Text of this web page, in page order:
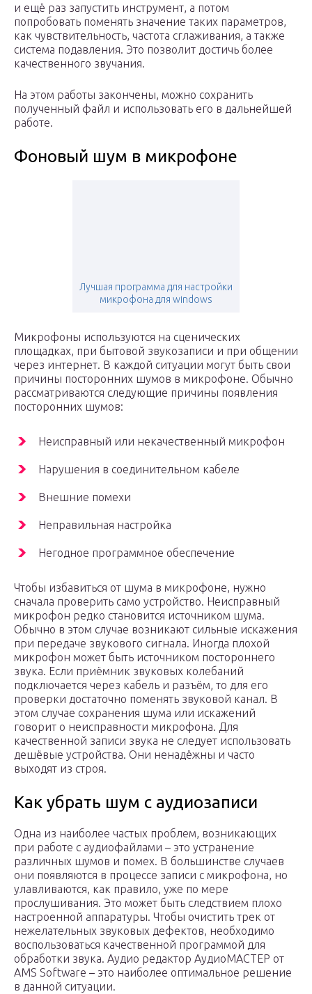
и ещё раз запустить инструмент, а потом
попробовать поменять значение таких параметров,
как чувствительность, частота сглаживания, а также
система подавления. Это позволит достичь более
качественного звучания.
На этом работы закончены, можно сохранить
полученный файл и использовать его в дальнейшей
работе.
Фоновый шум в микрофоне
Лучшая программа для настройки
микрофона для windows
Микрофоны используются на сценических
площадках, при бытовой звукозаписи и при общении
через интернет. В каждой ситуации могут быть свои
причины посторонних шумов в микрофоне. Обычно
рассматриваются следующие причины появления
посторонних шумов:
Неисправный или некачественный микрофон
Нарушения в соединительном кабеле
Внешние помехи
Неправильная настройка
Негодное программное обеспечение
Чтобы избавиться от шума в микрофоне, нужно
сначала проверить само устройство. Неисправный
микрофон редко становится источником шума.
Обычно в этом случае возникают сильные искажения
при передаче звукового сигнала. Иногда плохой
микрофон может быть источником постороннего
звука. Если приёмник звуковых колебаний
подключается через кабель и разъём, то для его
проверки достаточно поменять звуковой канал. В
этом случае сохранения шума или искажений
говорит о неисправности микрофона. Для
качественной записи звука не следует использовать
дешёвые устройства. Они ненадёжны и часто
выходят из строя.
Как убрать шум с аудиозаписи
Одна из наиболее частых проблем, возникающих
при работе с аудиофайлами – это устранение
различных шумов и помех. В большинстве случаев
они появляются в процессе записи с микрофона, но
улавливаются, как правило, уже по мере
прослушивания. Это может быть следствием плохо
настроенной аппаратуры. Чтобы очистить трек от
нежелательных звуковых дефектов, необходимо
воспользоваться качественной программой для
обработки звука. Аудио редактор АудиоМАСТЕР от
AMS Software – это наиболее оптимальное решение
в данной ситуации.